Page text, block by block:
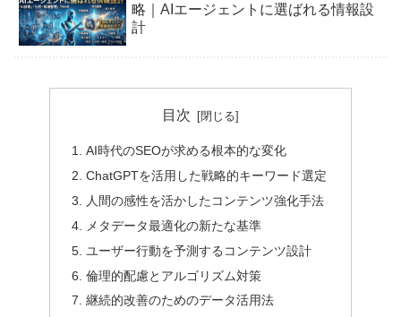
略｜AIエージェントに選ばれる情報設
計
目次
AI時代のSEOが求める根本的な変化
ChatGPTを活用した戦略的キーワード選定
人間の感性を活かしたコンテンツ強化手法
メタデータ最適化の新たな基準
ユーザー行動を予測するコンテンツ設計
倫理的配慮とアルゴリズム対策
継続的改善のためのデータ活用法